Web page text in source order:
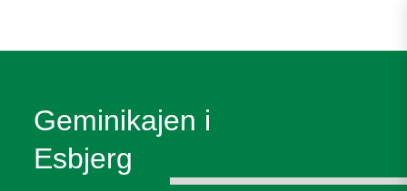
Geminikajen i
Esbjerg